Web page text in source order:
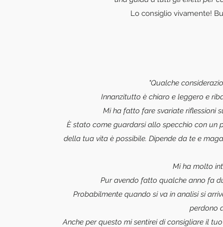
Lo consiglio vivamente!
"Qualche
Innanzitutto è chiaro e leggero e
Mi ha fatto fare svariate riflessioni
È stato come guardarsi allo specchio con un
della tua vita è possibile. Dipende da te e
Mi ha molto
Pur avendo fatto qualche anno fa
Probabilmente quando si va in analisi si
perdono
Anche per questo mi sentirei di consigliare il